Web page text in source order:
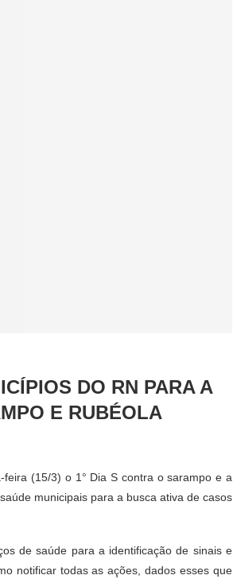
DO RN PARA A
E RUBÉOLA
(15/3) o 1° Dia S contra o sarampo e a
municipais para a busca ativa de casos
de saúde para a identificação de sinais e
notificar todas as ações, dados esses que